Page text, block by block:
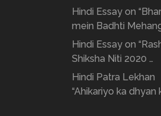
Hindi Essay on
mein Badhti
Hindi Essay on
Shiksha Niti 2020 …
Hindi Patra Lekhan
“Ahikariyo ka dhyan